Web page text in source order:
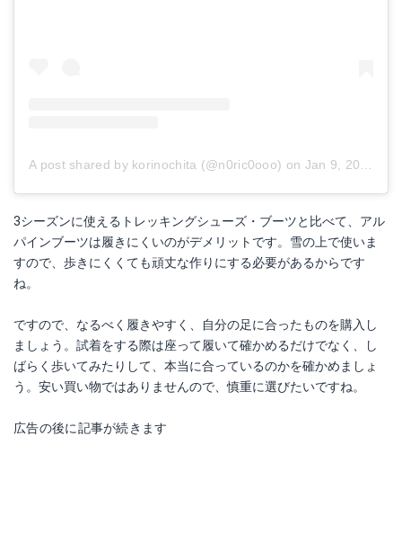
A post shared by korinochita (@n0ric0ooo) on Jan 9, 2018 at 4:58am PST
3シーズンに使えるトレッキングシューズ・ブーツと比べて、アル
パインブーツは履きにくいのがデメリットです。雪の上で使いま
すので、歩きにくくても頑丈な作りにする必要があるからです
ね。
ですので、なるべく履きやすく、自分の足に合ったものを購入し
ましょう。試着をする際は座って履いて確かめるだけでなく、し
ばらく歩いてみたりして、本当に合っているのかを確かめましょ
う。安い買い物ではありませんので、慎重に選びたいですね。
広告の後に記事が続きます